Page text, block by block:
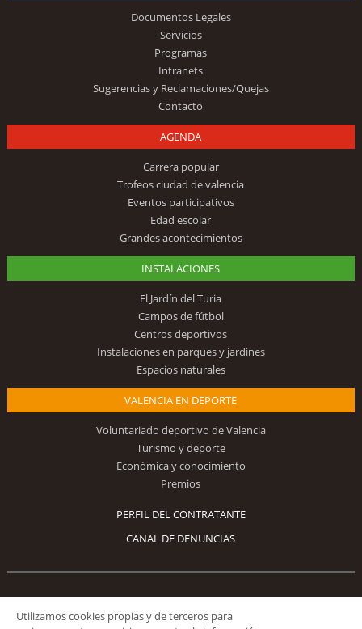
Documentos Legales
Servicios
Programas
Intranets
Sugerencias y Reclamaciones/Quejas
Contacto
AGENDA
Carrera popular
Trofeos ciudad de valencia
Eventos participativos
Edad escolar
Grandes acontecimientos
INSTALACIONES
El Jardín del Turia
Campos de fútbol
Centros deportivos
Instalaciones en parques y jardines
Espacios naturales
VALENCIA EN DEPORTE
Voluntariado deportivo de Valencia
Turismo y deporte
Económica y conocimiento
Premios
PERFIL DEL CONTRATANTE
CANAL DE DENUNCIAS
Síguenos
Utilizamos cookies propias y de terceros para